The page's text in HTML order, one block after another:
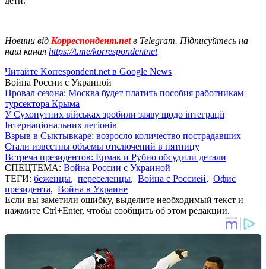
Новини від Корреспондент.netв Telegram. Підписуйтесь на
наш канал https://t.me/korrespondentnet
Читайте Korrespondent.net в Google News
Война России с Украиной
Провал сезона: Москва будет платить пособия работникам
турсектора Крыма
У Сухопутних військах зробили заяву щодо інтеграції
Інтернаціональних легіонів
Взрыв в Сыктывкаре: возросло количество пострадавших
Стали известны объемы отключений в пятницу
Встреча президентов: Ермак и Рубио обсудили детали
СПЕЦТЕМА: Война России с Украиной
ТЕГИ: беженцы, переселенцы, Война с Россией, Офис
президента, Война в Украине
Если вы заметили ошибку, выделите необходимый текст и
нажмите Ctrl+Enter, чтобы сообщить об этом редакции.